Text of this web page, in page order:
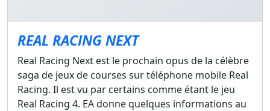
REAL RACING NEXT
Real Racing Next est le prochain opus de la célèbre
saga de jeux de courses sur téléphone mobile Real
Racing. Il est vu par certains comme étant le jeu
Real Racing 4. EA donne quelques informations au